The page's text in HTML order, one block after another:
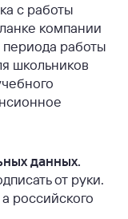
с работы
компании
периода работы
школьников
данных.
от руки.
российского